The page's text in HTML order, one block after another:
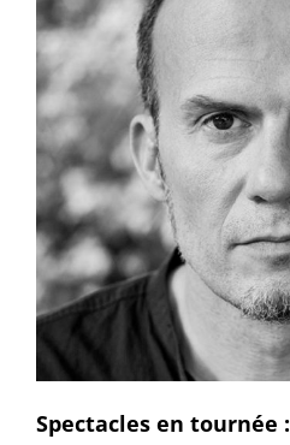
Spectacles en tournée :